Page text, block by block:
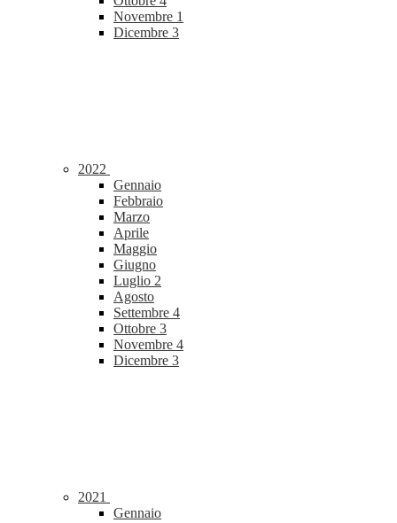
Novembre 1
Dicembre 3
2022
Gennaio
Febbraio
Marzo
Aprile
Maggio
Giugno
Luglio 2
Agosto
Settembre 4
Ottobre 3
Novembre 4
Dicembre 3
2021
Gennaio